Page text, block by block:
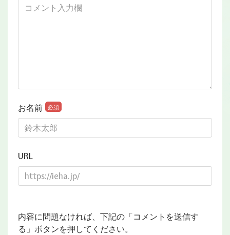
お名前 必須
URL
内容に問題なければ、下記の「コメントを送信す
る」ボタンを押してください。